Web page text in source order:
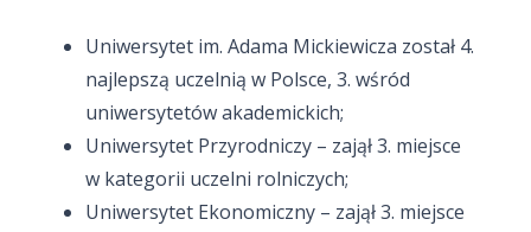
Uniwersytet im. Adama Mickiewicza został 4.
najlepszą uczelnią w Polsce, 3. wśród
uniwersytetów akademickich;
Uniwersytet Przyrodniczy – zajął 3. miejsce
w kategorii uczelni rolniczych;
Uniwersytet Ekonomiczny – zajął 3. miejsce